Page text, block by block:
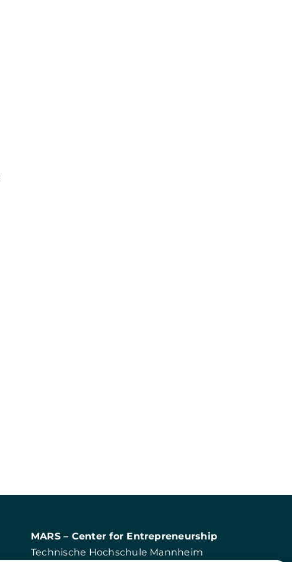
MARS – Center for Entrepreneurship
Technische Hochschule Mannheim